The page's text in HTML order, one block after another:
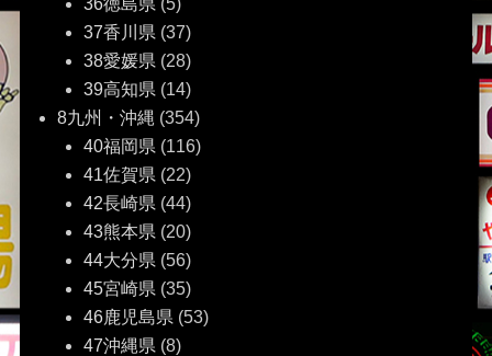
36徳島県 (5)
37香川県 (37)
38愛媛県 (28)
39高知県 (14)
8九州・沖縄 (354)
40福岡県 (116)
41佐賀県 (22)
42長崎県 (44)
43熊本県 (20)
44大分県 (56)
45宮崎県 (35)
46鹿児島県 (53)
47沖縄県 (8)